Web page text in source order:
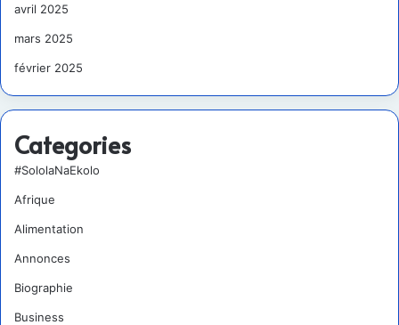
avril 2025
mars 2025
février 2025
Categories
#SololaNaEkolo
Afrique
Alimentation
Annonces
Biographie
Business